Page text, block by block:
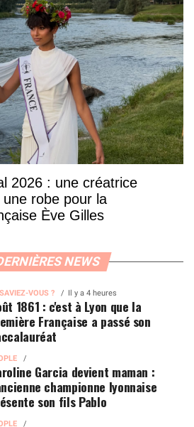
2026 : une créatrice
une robe pour la
Ève Gilles
NEWS
VOUS ? Il y a 4 heures
1861 : c'est à Lyon que la
Française a passé son
Garcia devient maman :
championne lyonnaise
son fils Pablo